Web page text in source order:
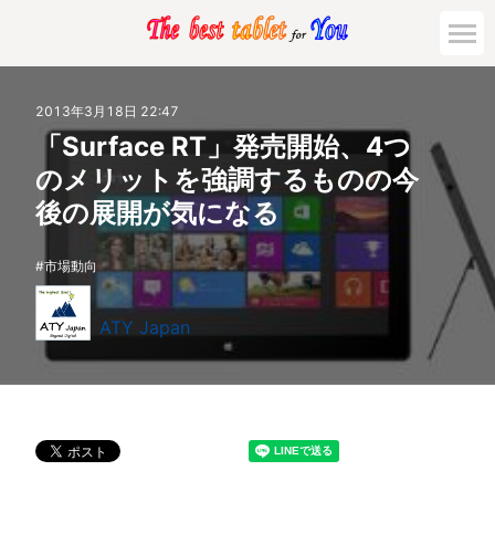
2013年3月18日 22:47
「Surface RT」発売開始、4つ
のメリットを強調するものの今
後の展開が気になる
市場動向
ATY Japan